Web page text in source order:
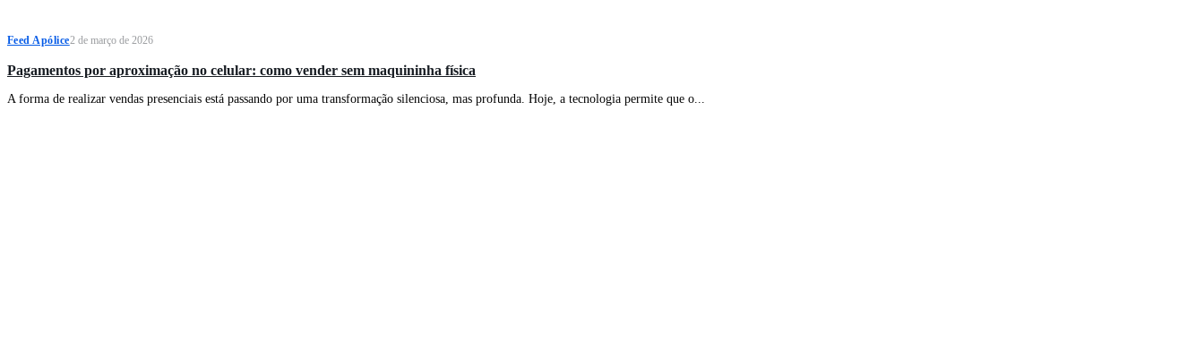
Feed Apólice2 de março de 2026
Pagamentos por aproximação no celular: como vender sem maquininha física
A forma de realizar vendas presenciais está passando por uma transformação silenciosa, mas profunda. Hoje, a tecnologia permite que o...